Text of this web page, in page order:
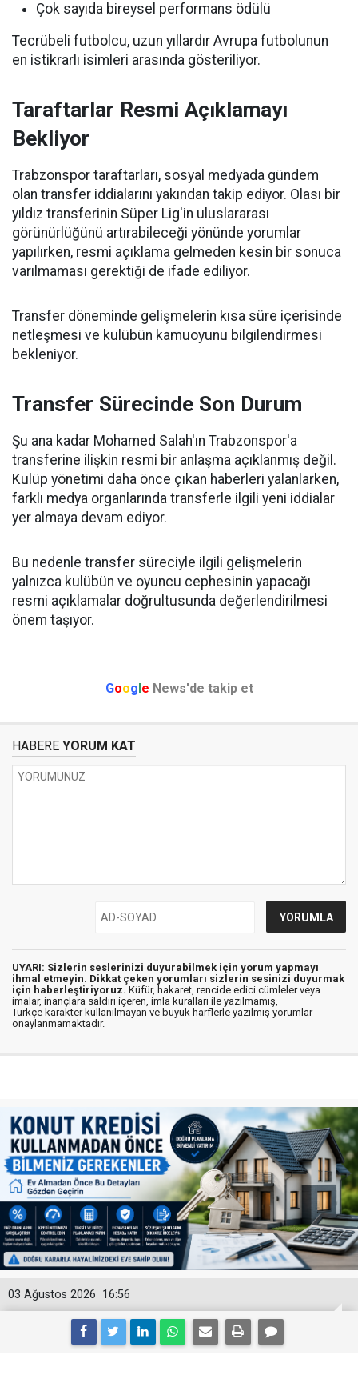
Çok sayıda bireysel performans ödülü
Tecrübeli futbolcu, uzun yıllardır Avrupa futbolunun
en istikrarlı isimleri arasında gösteriliyor.
Taraftarlar Resmi Açıklamayı
Bekliyor
Trabzonspor taraftarları, sosyal medyada gündem
olan transfer iddialarını yakından takip ediyor. Olası bir
yıldız transferinin Süper Lig'in uluslararası
görünürlüğünü artırabileceği yönünde yorumlar
yapılırken, resmi açıklama gelmeden kesin bir sonuca
varılmaması gerektiği de ifade ediliyor.
Transfer döneminde gelişmelerin kısa süre içerisinde
netleşmesi ve kulübün kamuoyunu bilgilendirmesi
bekleniyor.
Transfer Sürecinde Son Durum
Şu ana kadar Mohamed Salah'ın Trabzonspor'a
transferine ilişkin resmi bir anlaşma açıklanmış değil.
Kulüp yönetimi daha önce çıkan haberleri yalanlarken,
farklı medya organlarında transferle ilgili yeni iddialar
yer almaya devam ediyor.
Bu nedenle transfer süreciyle ilgili gelişmelerin
yalnızca kulübün ve oyuncu cephesinin yapacağı
resmi açıklamalar doğrultusunda değerlendirilmesi
önem taşıyor.
Goog e News'de takip et
HABERE YORUM KAT
UYARI: Sizlerin seslerinizi duyurabilmek için yorum yapmayı
ihmal etmeyin. Dikkat çeken yorumları sizlerin sesinizi duyurmak
için haberleştiriyoruz. Küfür, hakaret, rencide edici cümleler veya
imalar, inançlara saldırı içeren, imla kuralları ile yazılmamış,
Türkçe karakter kullanılmayan ve büyük harflerle yazılmış yorumlar
onaylanmamaktadır.
16:56
03 Ağustos 2026